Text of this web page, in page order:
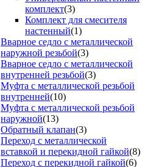
комплект(3)
Комплект для смесителя
настенный(1)
Вварное седло с металлической
наружной резьбой(3)
Вварное седло с металлической
внутренней резьбой(3)
Муфта с металлической резьбой
внутренней(10)
Муфта с металлической резьбой
наружной(13)
Обратный клапан(3)
Переход с металлической
вставкой и перекидной гайкой(8)
Переход с перекидной гайкой(6)